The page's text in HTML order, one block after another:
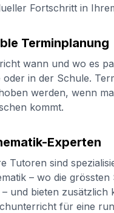
Fortschritt in
Terminplanung
wann und wo es
oder in der Schule.
werden, wenn
kommt.
Experten
Tutoren sind
– wo die grössten
– und bieten zusätzlich
für eine